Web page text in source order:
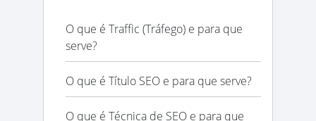
O que é Traffic (Tráfego) e para que
serve?
O que é Título SEO e para que serve?
O que é Técnica de SEO e para que